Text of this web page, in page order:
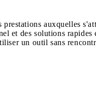
auxquelles
des solutions rapides
un outil sans